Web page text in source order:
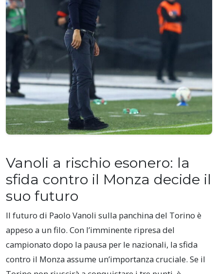
Vanoli a rischio esonero: la
sfida contro il Monza decide il
suo futuro
Il futuro di Paolo Vanoli sulla panchina del Torino è
appeso a un filo. Con l’imminente ripresa del
campionato dopo la pausa per le nazionali, la sfida
contro il Monza assume un’importanza cruciale. Se il